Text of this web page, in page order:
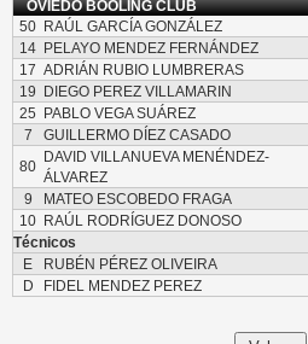
OVIEDO BOOLING CLUB
50
RAÚL GARCÍA GONZÁLEZ
14
PELAYO MENDEZ FERNÁNDEZ
17 ADRIÁN RUBIO LUMBRERAS
19
DIEGO PEREZ VILLAMARIN
25
PABLO VEGA SUÁREZ
7
GUILLERMO DÍEZ CASADO
80
DAVID VILLANUEVA MENÉNDEZ-
ÁLVAREZ
9 MATEO ESCOBEDO FRAGA
10
RAÚL RODRÍGUEZ DONOSO
Técnicos
E
RUBÉN PÉREZ OLIVEIRA
D
FIDEL MENDEZ PEREZ